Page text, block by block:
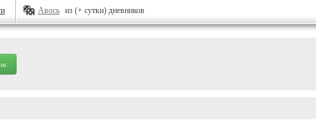
Авось из (+ сутки) дневников